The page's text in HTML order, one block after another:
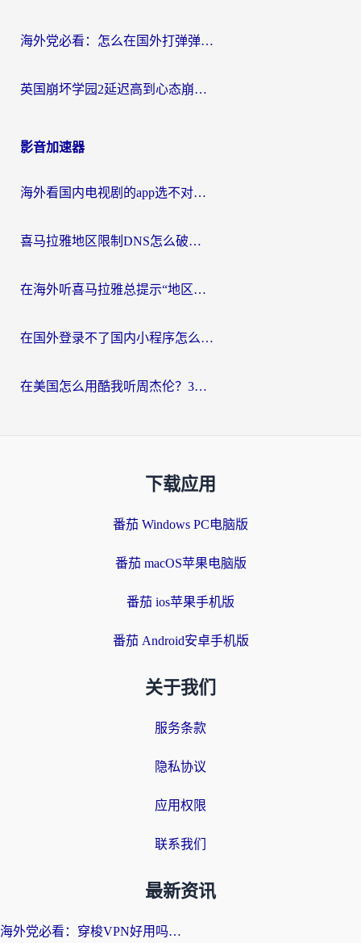
海外党必看：怎么在国外打弹弹堂不卡？番茄加速器亲测指南
英国崩坏学园2延迟高到心态崩？海外党国服游戏加速终极指南
影音加速器
海外看国内电视剧的app选不对？这份回国加速器避坑指南帮你流畅追剧
喜马拉雅地区限制DNS怎么破？海外党听国内音乐听书的终极解决方案
在海外听喜马拉雅总提示“地区限制”？3步轻松解除+听国内音乐全攻略
在国外登录不了国内小程序怎么办？选对回国加速器，轻松解锁国内资源
在美国怎么用酷我听周杰伦？3步搞定海外听歌难题
下载应用
番茄 Windows PC电脑版
番茄 macOS苹果电脑版
番茄 ios苹果手机版
番茄 Android安卓手机版
关于我们
服务条款
隐私协议
应用权限
联系我们
最新资讯
海外党必看：穿梭VPN好用吗？和云帆VPN对比哪个回国效果更好？附真实测评+避坑指南